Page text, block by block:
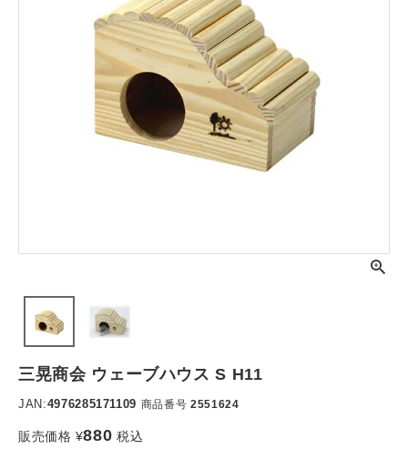
三晃商会 ウェーブハウス S H11
JAN:4976285171109 商品番号 2551624
販売価格 ¥880 税込